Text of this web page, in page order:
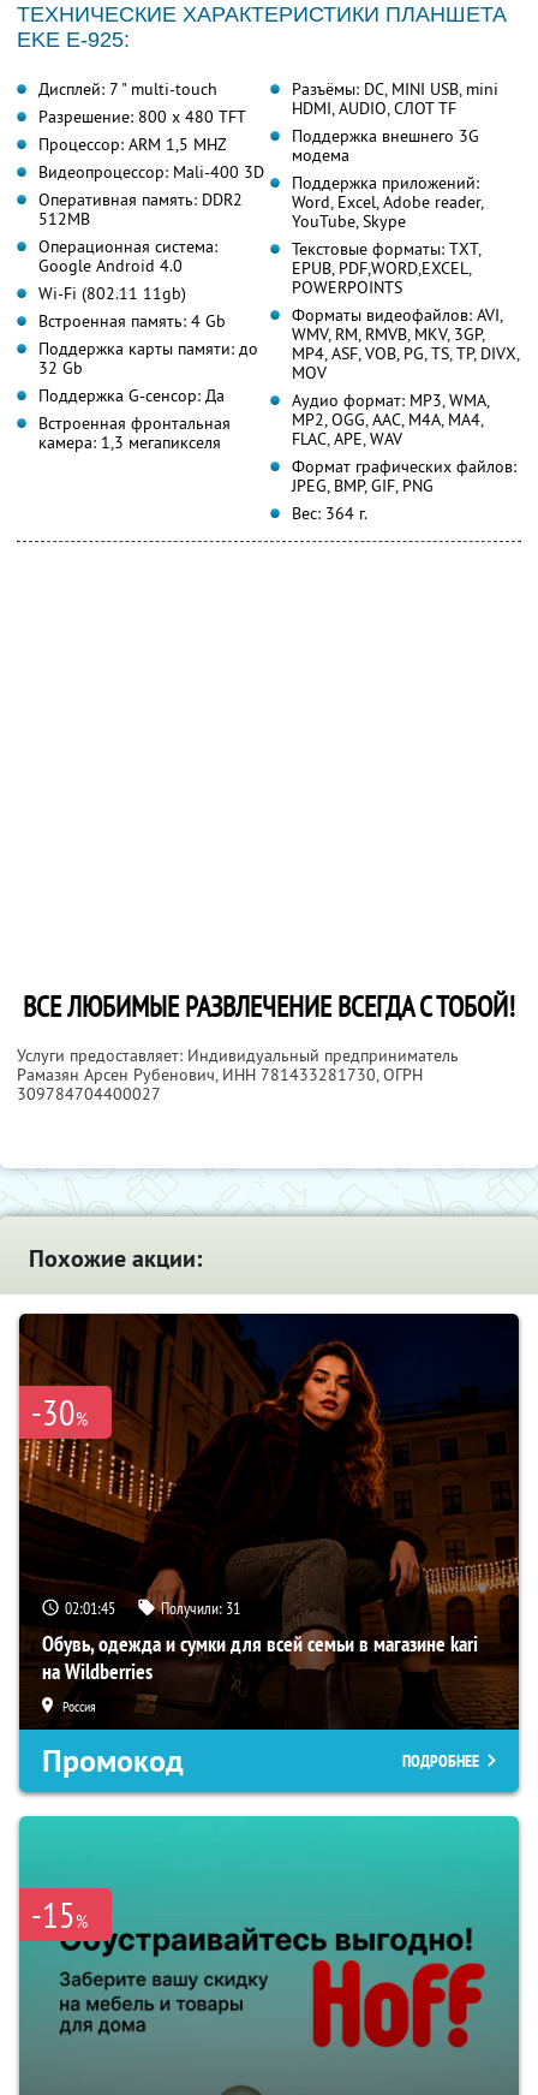
ТЕХНИЧЕСКИЕ ХАРАКТЕРИСТИКИ ПЛАНШЕТА
EKE E-925:
Дисплей: 7 " multi-touch
Разрешение: 800 x 480 TFT
Процессор: ARM 1,5 MHZ
Видеопроцессор: Mali-400 3D
Оперативная память: DDR2
512MB
Операционная система:
Google Android 4.0
Wi-Fi (802.11 11gb)
Встроенная память: 4 Gb
Поддержка карты памяти: до
32 Gb
Поддержка G-сенсор: Да
Встроенная фронтальная
камера: 1,3 мегапикселя
Разъёмы: DC, MINI USB, mini
HDMI, AUDIO, СЛОТ TF
Поддержка внешнего 3G
модема
Поддержка приложений:
Word, Excel, Adobe reader,
YouTube, Skype
Текстовые форматы: TXT,
EPUB, PDF,WORD,EXCEL,
POWERPOINTS
Форматы видеофайлов: AVI,
WMV, RM, RMVB, MKV, 3GP,
MP4, ASF, VOB, PG, TS, TP, DIVX,
MOV
Аудио формат: MP3, WMA,
MP2, OGG, AAC, M4A, MA4,
FLAC, APE, WAV
Формат графических файлов:
JPEG, BMP, GIF, PNG
Вес: 364 г.
ВСЕ ЛЮБИМЫЕ РАЗВЛЕЧЕНИЕ ВСЕГДА С ТОБОЙ!
Услуги предоставляет: Индивидуальный предприниматель
Рамазян Арсен Рубенович, ИНН 781433281730, ОГРН
309784704400027
Похожие акции:
-30%
02:01:44 Получили: 31
Обувь, одежда и сумки для всей семьи в магазине kari
на Wildberries
Россия
Промокод ПОДРОБНЕЕ
-15%